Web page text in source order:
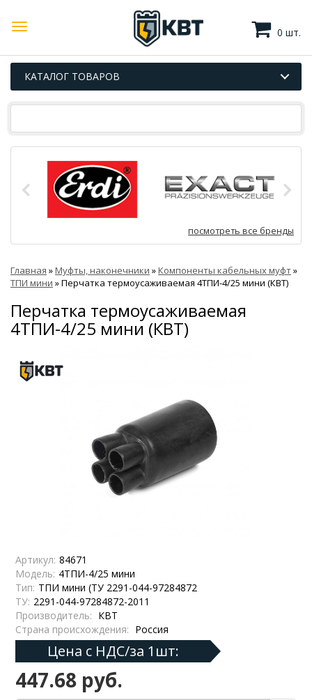
0 шт.
КАТАЛОГ ТОВАРОВ
посмотреть все бренды
Главная »Муфты, наконечники »Компоненты кабельных муфт»
ТПИ мини »Перчатка термоусаживаемая 4ТПИ-4/25 мини (КВТ)
Перчатка термоусаживаемая
4ТПИ-4/25 мини (КВТ)
Артикул: 84671
Модель: 4ТПИ-4/25 мини
Тип: ТПИ мини (ТУ 2291-044-97284872
ТУ: 2291-044-97284872-2011
Производитель: КВТ
Страна происхождения: Россия
Цена с НДС/за 1шт:
447.68 руб.